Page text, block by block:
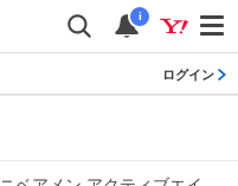
i
ログイン